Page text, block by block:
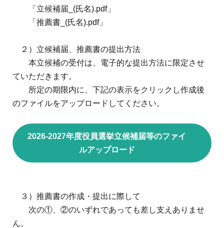
「立候補届_(氏名).pdf」
「推薦書_(氏名).pdf」
２）立候補届、推薦書の提出方法
本立候補の受付は、電子的な提出方法に限定させ
ていただきます。
所定の期限内に、下記の表示をクリックし作成後
のファイルをアップロードしてください。
2026-2027年度役員選挙立候補届等のファイ
ルアップロード
３）推薦書の作成・提出に際して
次の①、②のいずれであっても差し支えありませ
ん。